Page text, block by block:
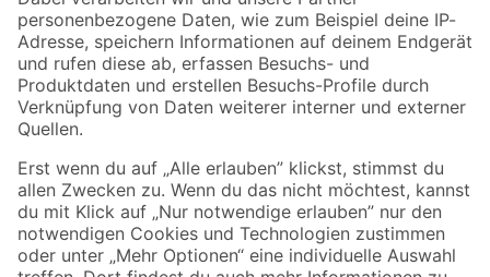
Zahlungsarten Versandarten
Sicher einkaufen
Jetzt die toom-App herunterladen